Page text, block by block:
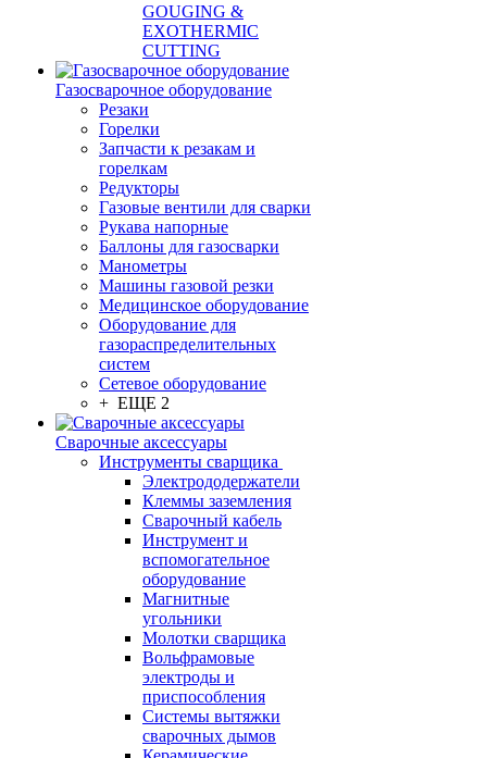
GOUGING &
EXOTHERMIC
CUTTING
Газосварочное оборудование
Резаки
Горелки
Запчасти к резакам и
горелкам
Редукторы
Газовые вентили для сварки
Рукава напорные
Баллоны для газосварки
Манометры
Машины газовой резки
Медицинское оборудование
Оборудование для
газораспределительных
систем
Сетевое оборудование
+ ЕЩЕ 2
Сварочные аксессуары
Инструменты сварщика
Электрододержатели
Клеммы заземления
Сварочный кабель
Инструмент и
вспомогательное
оборудование
Магнитные
угольники
Молотки сварщика
Вольфрамовые
электроды и
приспособления
Системы вытяжки
сварочных дымов